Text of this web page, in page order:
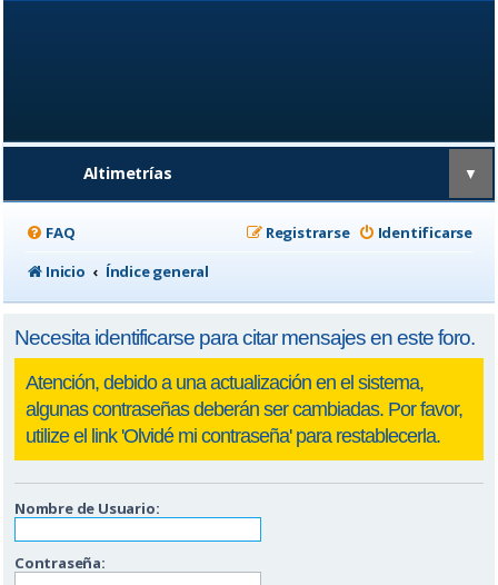
Altimetrías ▼
FAQ Identificarse
Registrarse
Inicio
Índice general
Necesita identificarse para citar mensajes en este foro.
Nombre de Usuario:
Contraseña: